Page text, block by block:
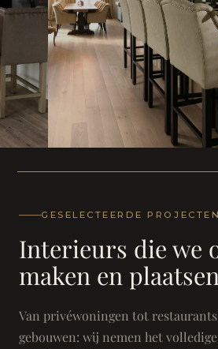
Landhuis -
GESELECTEERDE PROJECTEN
Interieurs die we
maken en
Van privéwoningen tot
gebouwen: wij nemen het